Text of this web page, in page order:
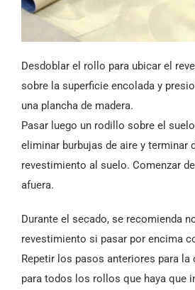
Desdoblar el rollo para ubicar el
sobre la superficie encolada y
una plancha de madera.
Pasar luego un rodillo sobre el
eliminar burbujas de aire y terminar
revestimiento al suelo. Comenzar
afuera.
Durante el secado, se recomienda
revestimiento si pasar por encima
Repetir los pasos anteriores para
para todos los rollos que haya que